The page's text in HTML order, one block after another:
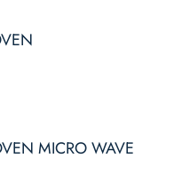
MICRO WAVE